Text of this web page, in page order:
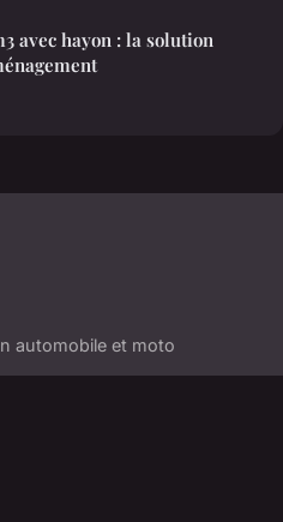
avec hayon : la solution
automobile et moto